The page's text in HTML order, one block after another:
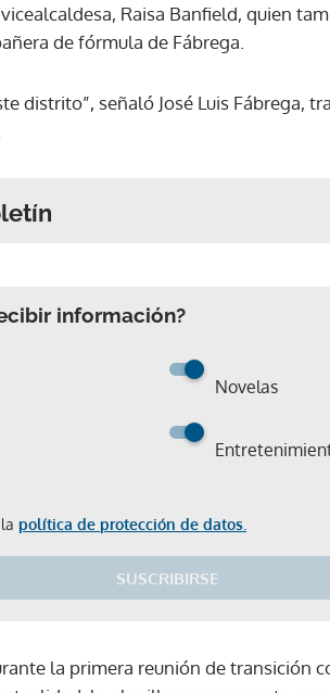
Raisa Banfield, quien
de fórmula de Fábrega.
distrito”, señaló José Luis Fábrega,
información?
Novelas
política de protección de datos.
SUSCRIBIRSE
la primera reunión de transición